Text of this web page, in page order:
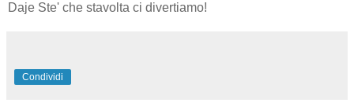
Daje Ste' che stavolta ci divertiamo!
Condividi